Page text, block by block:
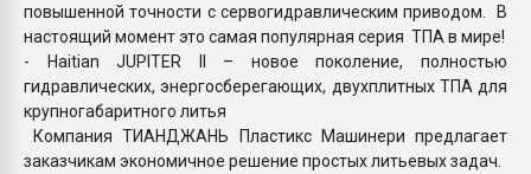
повышенной точности с сервогидравлическим приводом. В
настоящий момент это самая популярная серия ТПА в мире!
- Haitian JUPITER II – новое поколение, полностью
гидравлических, энергосберегающих, двухплитных ТПА для
крупногабаритного литья
Компания ТИАНДЖАНЬ Пластикс Машинери предлагает
заказчикам экономичное решение простых литьевых задач.